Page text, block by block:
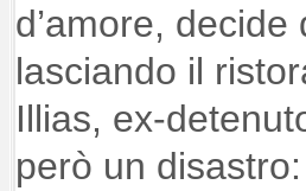
d’amore,
lasciando il
Illias, ex-
però un